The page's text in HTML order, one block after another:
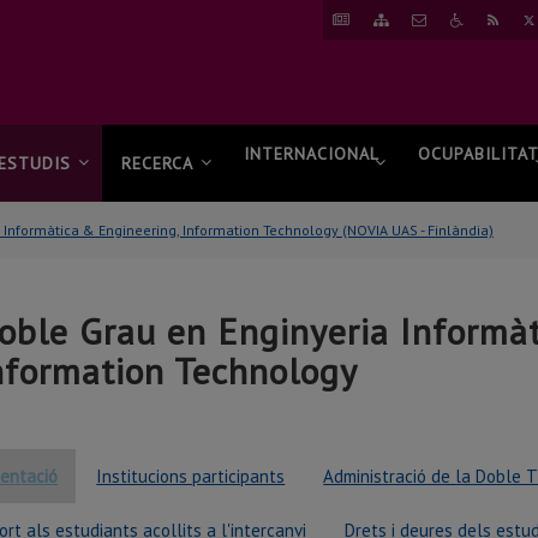
ANARANARCONTACTAR
ANARRSS
ESTUDIS RECERCA INTERNACIONAL OCUPABILITAT
& Engineering, Information Technology (NOVIA UAS - Finlàndia)
Grau en Enginyeria
Technology
Institucions participants Administració de la Doble
als estudiants acollits a l'intercanvi Drets i deures dels